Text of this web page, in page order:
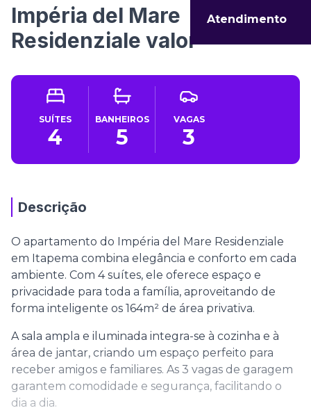
Atendimento
Impéria del Mare
Residenziale valor
SUÍTES
4
BANHEIROS
5
VAGAS
3
Descrição
O apartamento do Impéria del Mare Residenziale
em Itapema combina elegância e conforto em cada
ambiente. Com 4 suítes, ele oferece espaço e
privacidade para toda a família, aproveitando de
forma inteligente os 164m² de área privativa.
A sala ampla e iluminada integra-se à cozinha e à
área de jantar, criando um espaço perfeito para
receber amigos e familiares. As 3 vagas de garagem
garantem comodidade e segurança, facilitando o
dia a dia.